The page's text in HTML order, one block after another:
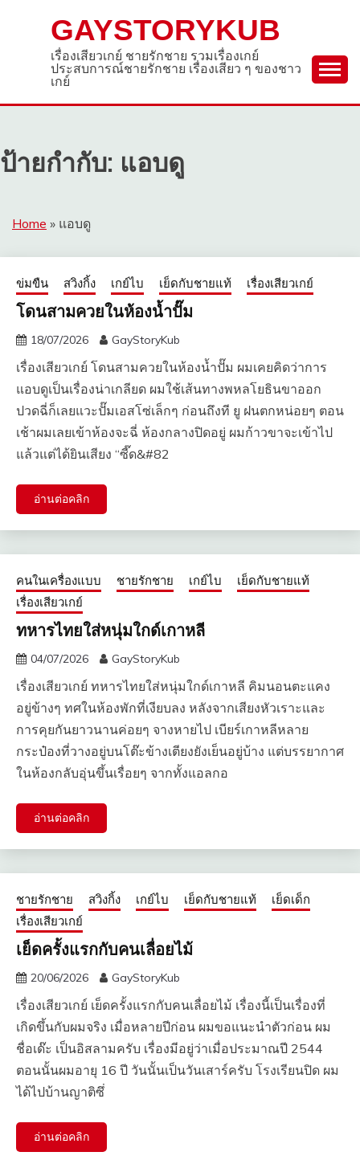
GAYSTORYKUB
เรื่องเสียวเกย์ ชายรักชาย รวมเรื่องเกย์
ประสบการณ์ชายรักชาย เรื่องเสียว ๆ ของชาว
เกย์
ป้ายกำกับ: แอบดู
Home » แอบดู
ข่มขืน สวิงกิ้ง เกย์ไบ เย็ดกับชายแท้ เรื่องเสียวเกย์
โดนสามควยในห้องน้ำปั๊ม
18/07/2026 GayStoryKub
เรื่องเสียวเกย์ โดนสามควยในห้องน้ำปั๊ม ผมเคยคิดว่าการ
แอบดูเป็นเรื่องน่าเกลียด ผมใช้เส้นทางพหลโยธินขาออก
ปวดฉี่ก็เลยแวะปั๊มเอสโซ่เล็กๆ ก่อนถึงที ยู ฝนตกหน่อยๆ ตอน
เช้าผมเลยเข้าห้องจะฉี่ ห้องกลางปิดอยู่ ผมก้าวขาจะเข้าไป
แล้วแต่ได้ยินเสียง “ซี๊ด&#82
อ่านต่อคลิก
คนในเครื่องแบบ ชายรักชาย เกย์ไบ
เย็ดกับชายแท้
เรื่องเสียวเกย์
ทหารไทยใส่หนุ่มใกด์เกาหลี
04/07/2026 GayStoryKub
เรื่องเสียวเกย์ ทหารไทยใส่หนุ่มใกด์เกาหลี คิมนอนตะแคง
อยู่ข้างๆ ทศในห้องพักที่เงียบลง หลังจากเสียงหัวเราะและ
การคุยกันยาวนานค่อยๆ จางหายไป เบียร์เกาหลีหลาย
กระป๋องที่วางอยู่บนโต๊ะข้างเตียงยังเย็นอยู่บ้าง แต่บรรยากาศ
ในห้องกลับอุ่นขึ้นเรื่อยๆ จากทั้งแอลกอ
อ่านต่อคลิก
ชายรักชาย สวิงกิ้ง เกย์ไบ เย็ดกับชายแท้
เย็ดเด็ก
เรื่องเสียวเกย์
เย็ดครั้งแรกกับคนเลื่อยไม้
20/06/2026 GayStoryKub
เรื่องเสียวเกย์ เย็ดครั้งแรกกับคนเลื่อยไม้ เรื่องนี้เป็นเรื่องที่
เกิดขึ้นกับผมจริง เมื่อหลายปีก่อน ผมขอแนะนำตัวก่อน ผม
ชื่อเด๊ะ เป็นอิสลามครับ เรื่องมีอยู่ว่าเมื่อประมาณปี 2544
ตอนนั้นผมอายุ 16 ปี วันนั้นเป็นวันเสาร์ครับ โรงเรียนปิด ผม
ได้ไปบ้านญาติซึ่
อ่านต่อคลิก